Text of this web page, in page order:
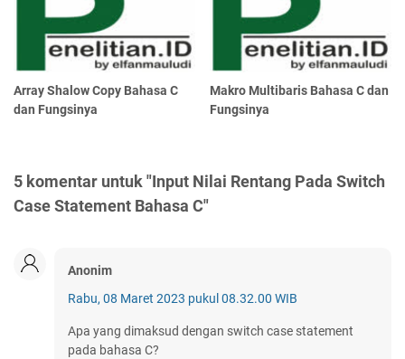
Array Shalow Copy Bahasa C
dan Fungsinya
Makro Multibaris Bahasa C dan
Fungsinya
5 komentar untuk "Input Nilai Rentang Pada Switch
Case Statement Bahasa C"
Anonim
Rabu, 08 Maret 2023 pukul 08.32.00 WIB
Apa yang dimaksud dengan switch case statement
pada bahasa C?